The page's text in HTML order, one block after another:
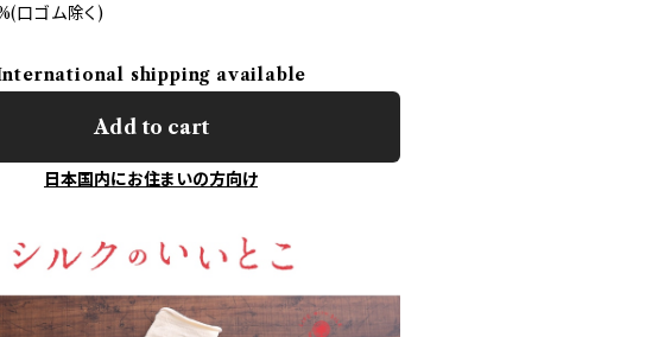
口ゴム除く)
shipping available
Add to cart
日本国内にお住まいの方向け